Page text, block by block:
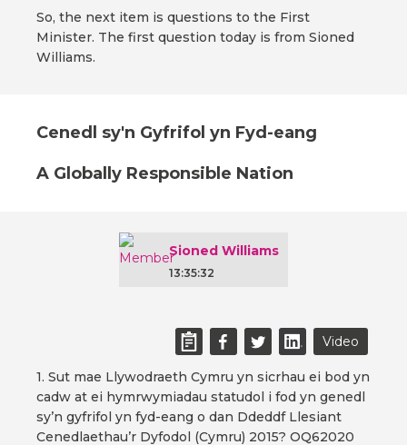
So, the next item is questions to the First
Minister. The first question today is from Sioned
Williams.
Cenedl sy'n Gyfrifol yn Fyd-eang
A Globally Responsible Nation
Sioned Williams
13:35:32
Video
1. Sut mae Llywodraeth Cymru yn sicrhau ei bod yn
cadw at ei hymrwymiadau statudol i fod yn genedl
sy’n gyfrifol yn fyd-eang o dan Ddeddf Llesiant
Cenedlaethau’r Dyfodol (Cymru) 2015? OQ62020